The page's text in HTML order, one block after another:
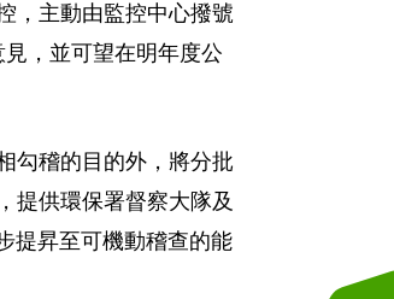
，主動由監控中心撥號
，並可望在明年度公
勾稽的目的外，將分批
提供環保署督察大隊及
提昇至可機動稽查的能